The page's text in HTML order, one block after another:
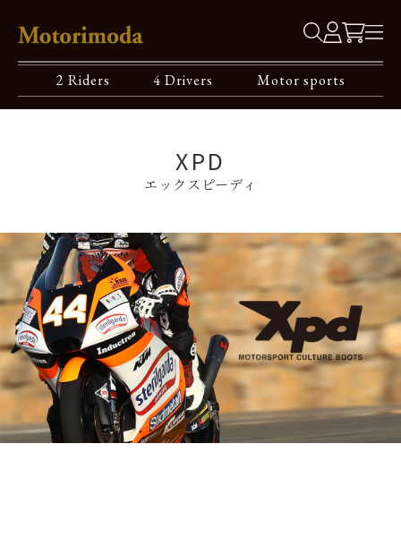
2 Riders 4 Drivers Motor sports
XPD
エックスピーディ